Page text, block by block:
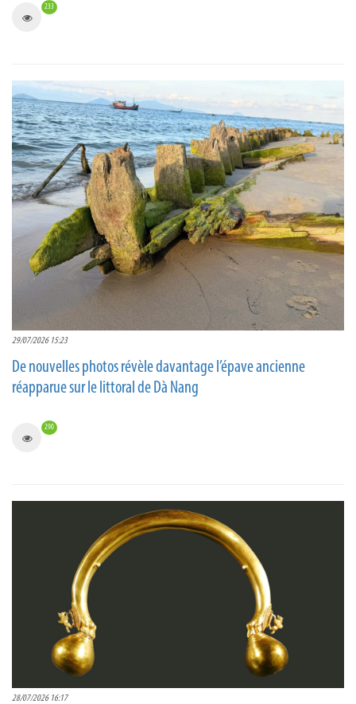
233
29/07/2026 15:23
De nouvelles photos révèle davantage l’épave ancienne
réapparue sur le littoral de Dà Nang
290
28/07/2026 16:17